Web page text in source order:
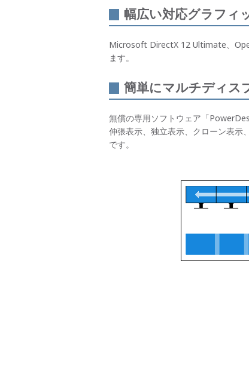
幅広い対応グラフィ
Microsoft DirectX 12 Ultimate、
ます。
簡単にマルチディス
無償の専用ソフトウェア「
伸張表示、独立表示、クローン表示
です。